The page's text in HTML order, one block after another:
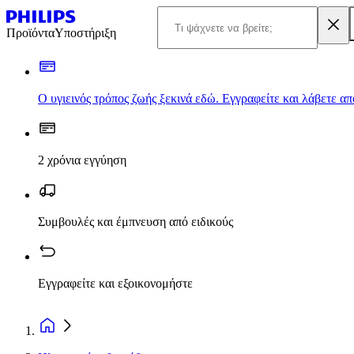
ΠροϊόνταΥποστήριξη
Ο υγιεινός τρόπος ζωής ξεκινά εδώ. Εγγραφείτε και λάβετε
2 χρόνια εγγύηση
Συμβουλές και έμπνευση από ειδικούς
Εγγραφείτε και εξοικονομήστε